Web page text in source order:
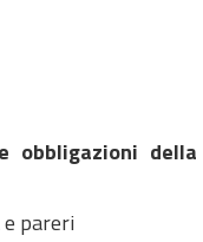
obbligazioni
pareri